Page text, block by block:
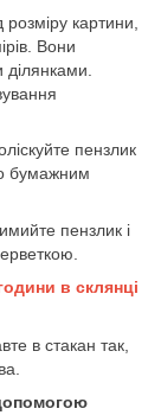
картини,
Вони
пензлик
бумажним
пензлик і
в склянці
в стакан так,